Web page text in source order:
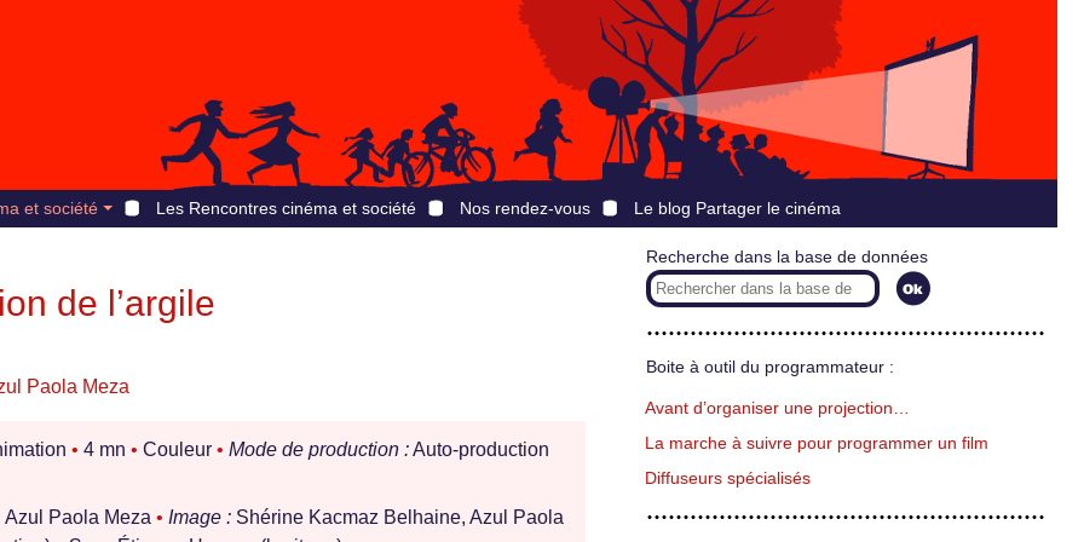
et société Les Rencontres cinéma et société Nos rendez-vous Le blog Partager le cinéma
de l’argile
Paola Meza
• 4 mn • Couleur • Mode de production :Auto-production
Paola Meza • Image : Shérine Kacmaz Belhaine, Azul Paola
Recherche dans la base de données
Boite à outil du programmateur :
Avant d’organiser une projection…
La marche à suivre pour programmer un film
Diffuseurs spécialisés